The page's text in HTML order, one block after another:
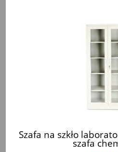
Szafa na szkło
szafa